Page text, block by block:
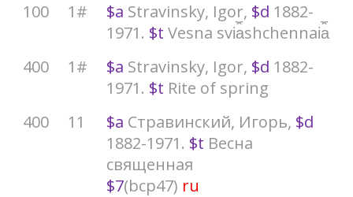
100 1# $a Stravinsky, Igor, $d 1882-
1971. $t Vesna svi︠a︡shchennai︠a︡
400
1# $a Stravinsky, Igor, $d 1882-
1971. $t Rite of spring
400
11 $a Стравинский, Игорь, $d
1882-1971. $t Весна
священная
$7(bcp47) ru